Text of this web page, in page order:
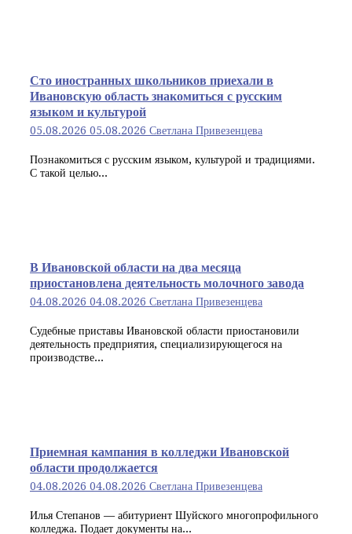
Сто иностранных школьников приехали в
Ивановскую область знакомиться с русским
языком и культурой
05.08.2026 05.08.2026 Светлана Привезенцева
Познакомиться с русским языком, культурой и традициями.
С такой целью...
В Ивановской области на два месяца
приостановлена деятельность молочного завода
04.08.2026 04.08.2026 Светлана Привезенцева
Судебные приставы Ивановской области приостановили
деятельность предприятия, специализирующегося на
производстве...
Приемная кампания в колледжи Ивановской
области продолжается
04.08.2026 04.08.2026 Светлана Привезенцева
Илья Степанов — абитуриент Шуйского многопрофильного
колледжа. Подает документы на...